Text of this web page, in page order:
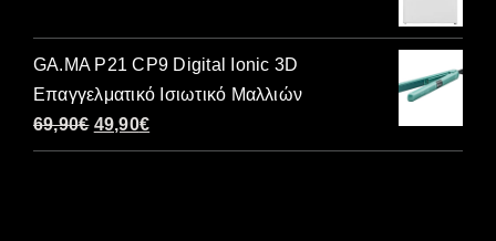
240,00€.
GA.MA P21 CP9 Digital Ionic 3D
Επαγγελματικό Ισιωτικό Μαλλιών
69,90€ Original
price
49,90€Η
τρέχουσα